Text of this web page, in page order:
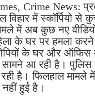
Crime News:
विहार में स्कॉर्पियो से
में अब कुछ नए
के घर पर हमला
के घर और ऑफिस
सामने आ रही है।
है। फिलहाल मामले
नहीं हुई है।